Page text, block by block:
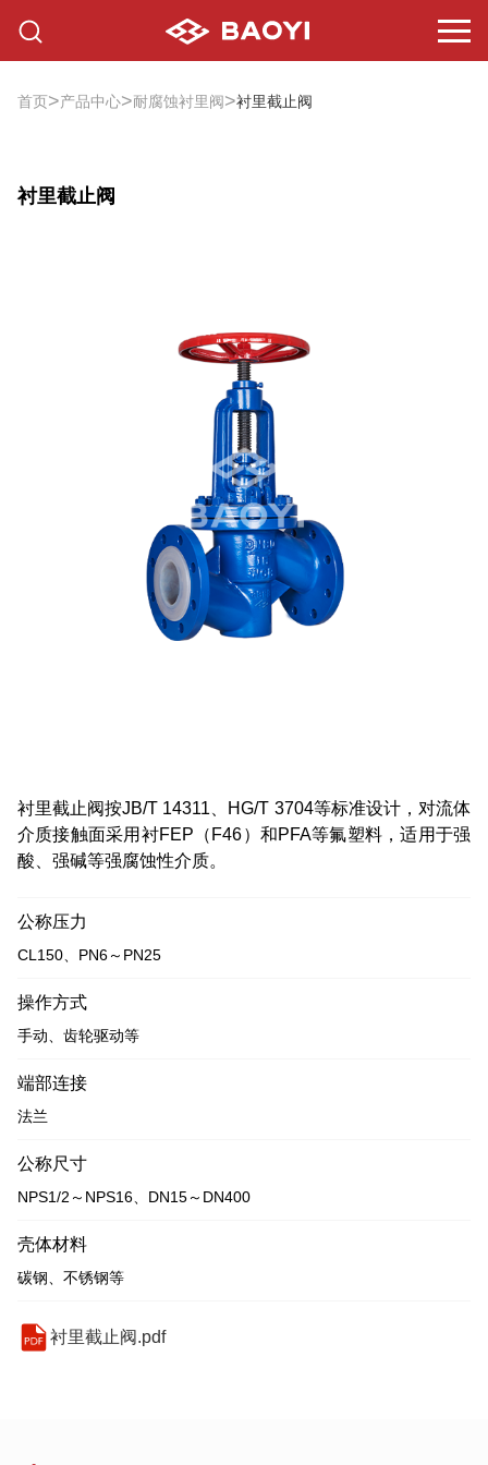
首页>产品中心>耐腐蚀衬里阀>衬里截止阀
衬里截止阀
衬里截止阀按JB/T 14311、HG/T 3704等标准设计，对流体
介质接触面采用衬FEP（F46）和PFA等氟塑料，适用于强
酸、强碱等强腐蚀性介质。
公称压力
CL150、PN6～PN25
操作方式
手动、齿轮驱动等
端部连接
法兰
公称尺寸
NPS1/2～NPS16、DN15～DN400
壳体材料
碳钢、不锈钢等
衬里截止阀.pdf